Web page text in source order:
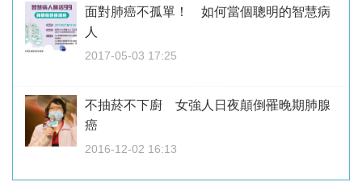
面對肺癌不孤單！ 如何當個聰明的智慧病
人
2017-05-03 17:25
不抽菸不下廚 女強人日夜顛倒罹晚期肺腺
癌
2016-12-02 16:13